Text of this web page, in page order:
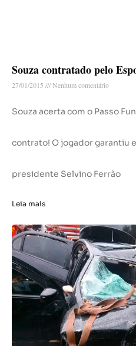
Souza contratado pelo
27/01/2015 Nenhum comentário
Souza acerta com o Passo
contrato! O jogador garantiu
presidente Selvino Ferrão
Leia mais